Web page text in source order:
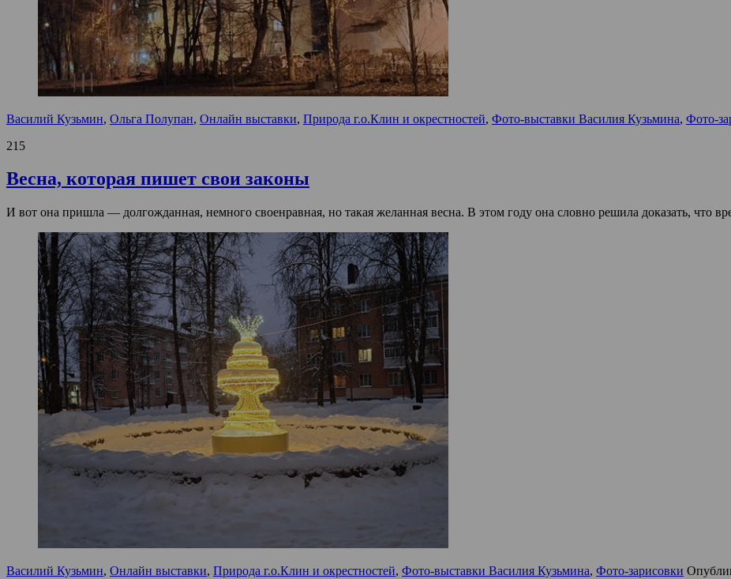
Василий Кузьмин, Ольга Полупан, Онлайн выставки, Природа г.о.Клин и окрестностей, Фото-выставки Василия Кузьмина, Фото-
215
Весна, которая пишет свои законы
И вот она пришла — долгожданная, немного своенравная, но такая желанная весна. В этом году она словно решила доказать, что
Василий Кузьмин, Онлайн выставки, Природа г.о.Клин и окрестностей, Фото-выставки Василия Кузьмина, Фото-зарисовки